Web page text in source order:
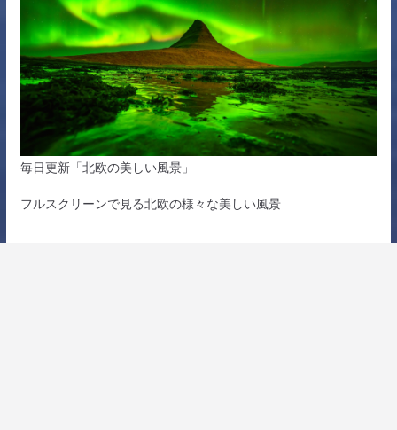
毎日更新「北欧の美しい風景」
フルスクリーンで見る北欧の様々な美しい風景